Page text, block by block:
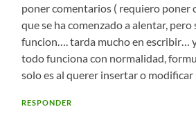
poner comentarios ( requiero poner
que se ha comenzado a alentar, pero
funcion…. tarda mucho en escribir…
todo funciona con normalidad,
solo es al querer insertar o
RESPONDER